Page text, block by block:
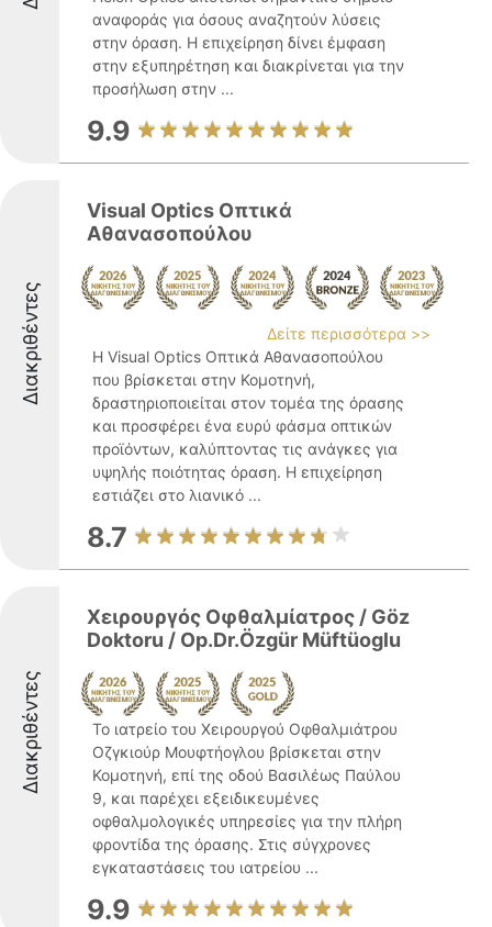
αναφοράς για όσους αναζητούν λύσεις
στην όραση. Η επιχείρηση δίνει έμφαση
στην εξυπηρέτηση και διακρίνεται για την
προσήλωση στην ...
9.9
Διακριθέντες
Visual Optics Οπτικά
Αθανασοπούλου
Δείτε περισσότερα >>
Η Visual Optics Οπτικά Αθανασοπούλου
που βρίσκεται στην Κομοτηνή,
δραστηριοποιείται στον τομέα της όρασης
και προσφέρει ένα ευρύ φάσμα οπτικών
προϊόντων, καλύπτοντας τις ανάγκες για
υψηλής ποιότητας όραση. Η επιχείρηση
εστιάζει στο λιανικό ...
8.7
Διακριθέντες
Χειρουργός Οφθαλμίατρος / Göz
Doktoru / Op.Dr.Özgür Müftüoglu
Το ιατρείο του Χειρουργού Οφθαλμιάτρου
Οζγκιούρ Μουφτήογλου βρίσκεται στην
Κομοτηνή, επί της οδού Βασιλέως Παύλου
9, και παρέχει εξειδικευμένες
οφθαλμολογικές υπηρεσίες για την πλήρη
φροντίδα της όρασης. Στις σύγχρονες
εγκαταστάσεις του ιατρείου ...
9.9